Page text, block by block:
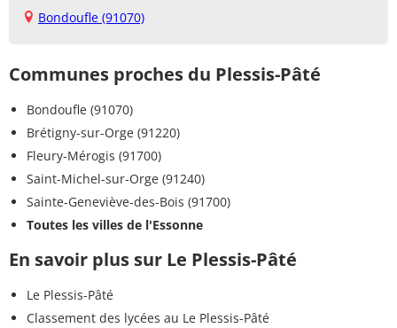
Bondoufle (91070)
Communes proches du Plessis-Pâté
Bondoufle (91070)
Brétigny-sur-Orge (91220)
Fleury-Mérogis (91700)
Saint-Michel-sur-Orge (91240)
Sainte-Geneviève-des-Bois (91700)
Toutes les villes de l'Essonne
En savoir plus sur Le Plessis-Pâté
Le Plessis-Pâté
Classement des lycées au Le Plessis-Pâté